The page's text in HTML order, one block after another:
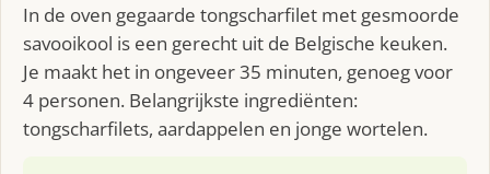
In de oven gegaarde tongscharfilet met gesmoorde
savooikool is een gerecht uit de Belgische keuken.
Je maakt het in ongeveer 35 minuten, genoeg voor
4 personen. Belangrijkste ingrediënten:
tongscharfilets, aardappelen en jonge wortelen.